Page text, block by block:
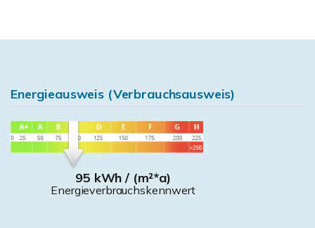
Energieausweis (Verbrauchsausweis)
95 kWh / (m²*a)
Energieverbrauchskennwert